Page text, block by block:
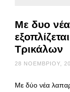
Με δυο
Τρικάλων
28 ΝΟΕΜΒΡΊΟΥ,
Με δύο νέα